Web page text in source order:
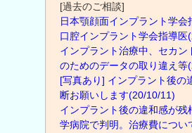
[過去のご相談]
日本顎顔面インプラント学会
口腔インプラント学会指導医
インプラント治療中、セカン
のためのデータの取り違え等
[写真あり] インプラント後の
断お願いします(20/10/11)
インプラント後の違和感が残
学病院で判明。治療費につい